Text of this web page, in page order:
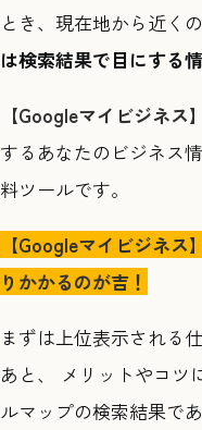
とき、現在地から近く
は検索結果で目にする
【Googleマイビジネス】
するあなたのビジネス
料ツールです。
【Googleマイビジネ
りかかるのが吉！
まずは上位表示される
あと、 メリットやコツ
ルマップの検索結果で